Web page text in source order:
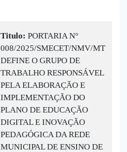
Titulo: PORTARIA N°
008/2025/SMECET/NMV/MT
DEFINE O GRUPO DE
TRABALHO RESPONSÁVEL
PELA ELABORAÇÃO E
IMPLEMENTAÇÃO DO
PLANO DE EDUCAÇÃO
DIGITAL E INOVAÇÃO
PEDAGÓGICA DA REDE
MUNICIPAL DE ENSINO DE